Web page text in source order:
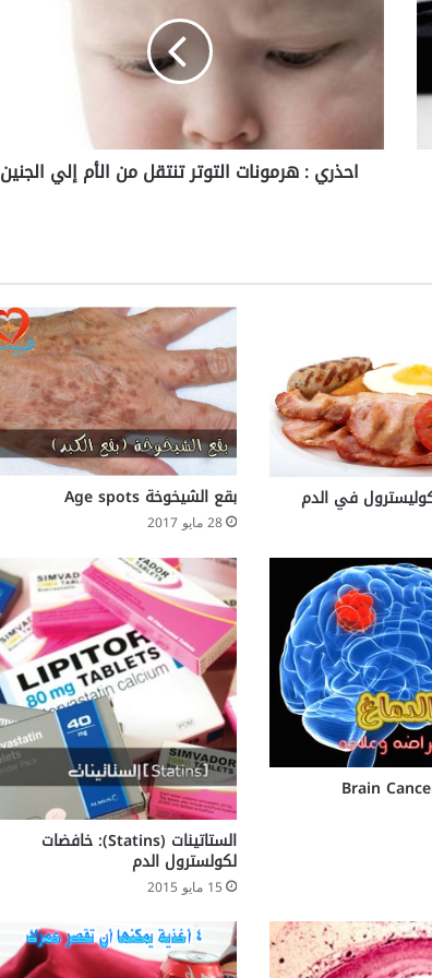
م
ل
ر
ت
ن
ت
ق
ل
م
ا
ل
أ
م
إ
ل
ي
ا
ل
ج
احذري : هرمونات التوتر تنتقل من الأم إلي الجنين
في الدم بقع الشيخوخة Age spots
28 مايو 2017
الستاتينات (Statins): خافضات
لكولسترول الدم
15 مايو 2015